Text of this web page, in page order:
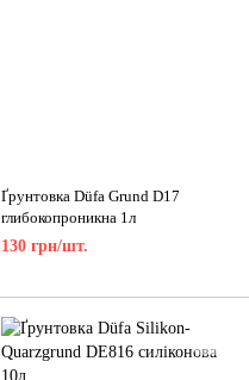
Ґрунтовка Düfa Grund D17
глибокопроникна 1л
130 грн/шт.